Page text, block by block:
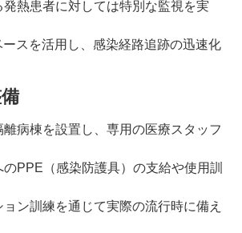
熱患者に対しては特別な監視を実
スを活用し、感染経路追跡の迅速化
離病棟を設置し、専用の医療スタッフ
のPPE（感染防護具）の支給や使用訓
ョン訓練を通じて実際の流行時に備え